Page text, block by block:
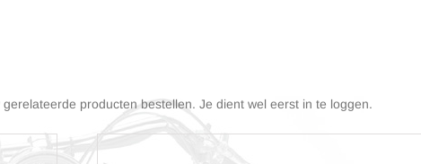
producten bestellen. Je dient wel eerst in te loggen.